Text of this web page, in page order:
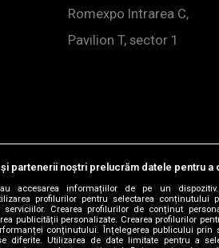
Romexpo Intrarea C,
Pavilion T, sector 1
partenerii noștri prelucrăm datele pentru a
accesarea informațiilor de pe un
profilurilor pentru selectarea conținutului
serviciilor. Crearea profilurilor de conținut
publicității personalizate. Crearea profilurilor
conținutului. Înțelegerea publicului
diferite. Utilizarea de date limitate pentru a